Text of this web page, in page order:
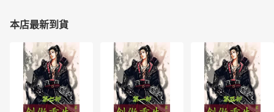
本店最新到貨